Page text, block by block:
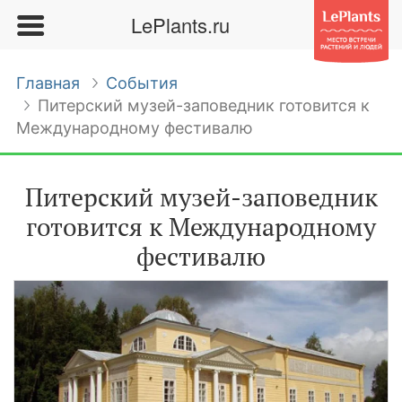
LePlants.ru
Главная
События
Питерский музей-заповедник готовится к
Международному фестивалю
Питерский музей-заповедник
готовится к Международному
фестивалю